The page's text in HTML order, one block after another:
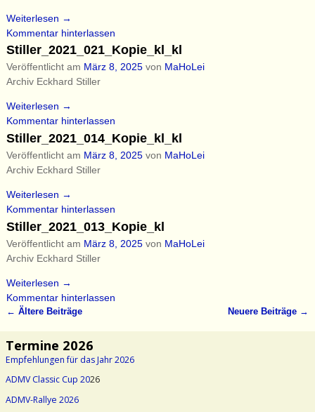
Weiterlesen →
Kommentar hinterlassen
Stiller_2021_021_Kopie_kl_kl
Veröffentlicht am März 8, 2025 von MaHoLei
Archiv Eckhard Stiller
Weiterlesen →
Kommentar hinterlassen
Stiller_2021_014_Kopie_kl_kl
Veröffentlicht am März 8, 2025 von MaHoLei
Archiv Eckhard Stiller
Weiterlesen →
Kommentar hinterlassen
Stiller_2021_013_Kopie_kl
Veröffentlicht am März 8, 2025 von MaHoLei
Archiv Eckhard Stiller
Weiterlesen →
Kommentar hinterlassen
← Ältere Beiträge Neuere Beiträge →
Termine 2026
Empfehlungen für das Jahr 2026
ADMV Classic Cup 2026
ADMV-Rallye 2026